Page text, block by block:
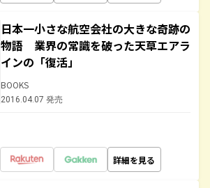
日本一小さな航空会社の大きな奇跡の
物語 業界の常識を破った天草エアラ
インの「復活」
BOOKS
2016.04.07 発売
詳細を見る